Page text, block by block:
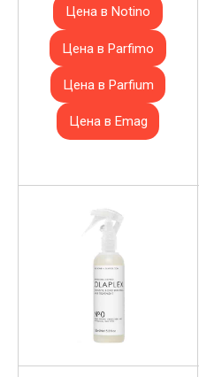
Цена в Notino
Цена в Parfimo
Цена в Parfium
Цена в Emag